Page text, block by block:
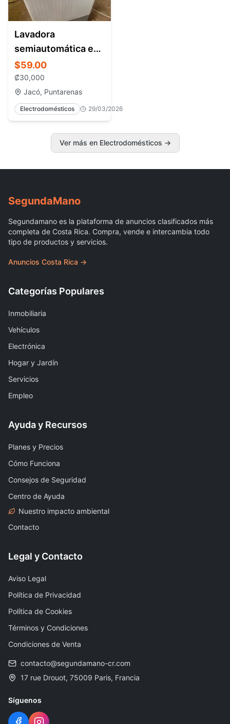
Lavadora
semiautomática en
venta Jacó Costa
Rica | Económica, 11
kg, buen estado
$59.00
₡30,000
Jacó, Puntarenas
Electrodomésticos 29/03/2026
Ver más en Electrodomésticos →
SegundaMano
Segundamano es la plataforma de anuncios clasificados más
completa de Costa Rica. Compra, vende e intercambia todo
tipo de productos y servicios.
Anuncios Costa Rica →
Categorías Populares
Inmobiliaria
Vehículos
Electrónica
Hogar y Jardín
Servicios
Empleo
Ayuda y Recursos
Planes y Precios
Cómo Funciona
Consejos de Seguridad
Centro de Ayuda
Nuestro impacto ambiental
Contacto
Legal y Contacto
Aviso Legal
Política de Privacidad
Política de Cookies
Términos y Condiciones
Condiciones de Venta
contacto@segundamano-cr.com
17 rue Drouot, 75009 Paris, Francia
Síguenos